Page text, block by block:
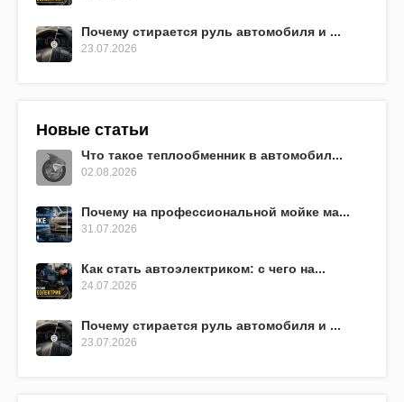
Почему стирается руль автомобиля и ...
23.07.2026
Новые статьи
Что такое теплообменник в автомобил...
02.08.2026
Почему на профессиональной мойке ма...
31.07.2026
Как стать автоэлектриком: с чего на...
24.07.2026
Почему стирается руль автомобиля и ...
23.07.2026